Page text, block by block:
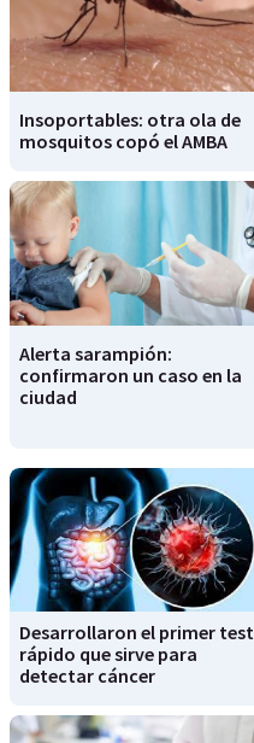
Insoportables: otra ola de
mosquitos copó el AMBA
Alerta sarampión:
confirmaron un caso en la
ciudad
Desarrollaron el primer test
rápido que sirve para
detectar cáncer